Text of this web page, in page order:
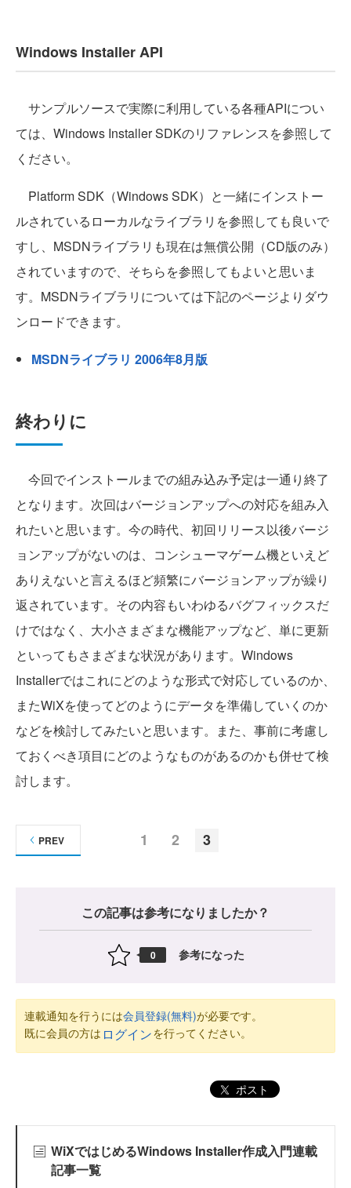
Windows Installer API
サンプルソースで実際に利用している各種APIについ
ては、Windows Installer SDKのリファレンスを参照して
ください。
Platform SDK（Windows SDK）と一緒にインストー
ルされているローカルなライブラリを参照しても良いで
すし、MSDNライブラリも現在は無償公開（CD版のみ）
されていますので、そちらを参照してもよいと思いま
す。MSDNライブラリについては下記のページよりダウ
ンロードできます。
MSDNライブラリ 2006年8月版
終わりに
今回でインストールまでの組み込み予定は一通り終了
となります。次回はバージョンアップへの対応を組み入
れたいと思います。今の時代、初回リリース以後バージ
ョンアップがないのは、コンシューマゲーム機といえど
ありえないと言えるほど頻繁にバージョンアップが繰り
返されています。その内容もいわゆるバグフィックスだ
けではなく、大小さまざまな機能アップなど、単に更新
といってもさまざまな状況があります。Windows
Installerではこれにどのような形式で対応しているのか、
またWiXを使ってどのようにデータを準備していくのか
などを検討してみたいと思います。また、事前に考慮し
ておくべき項目にどのようなものがあるのかも併せて検
討します。
1 2 3
PREV
この記事は参考になりましたか？
0 参考になった
連載通知を行うには会員登録(無料)が必要です。
既に会員の方は ログインを行ってください。
ポスト
WiXではじめるWindows Installer作成入門連載
記事一覧